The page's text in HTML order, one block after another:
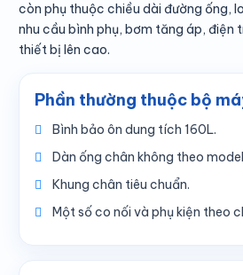
còn phụ thuộc chiều dài đường ống,
nhu cầu bình phụ, bơm tăng áp, điện
thiết bị lên cao.
Phần thường thuộc bộ
Bình bảo ôn dung tích 160L.
Dàn ống chân không theo
Khung chân tiêu chuẩn.
Một số co nối và phụ kiện theo